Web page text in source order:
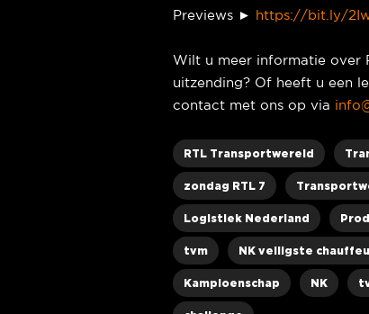
Previews ►
https://bit.ly/
Wilt u meer informatie over
uitzending? Of heeft u een
contact met ons op via
RTL Transportwereld
zondag RTL 7
Logistiek Nederland
tvm NK veiligste
Kampioenschap NK